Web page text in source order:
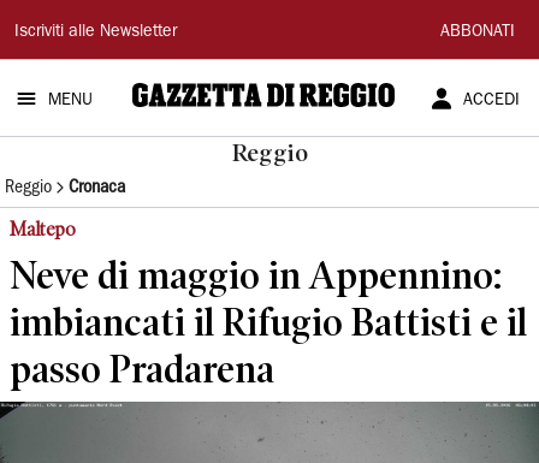
Gazzetta
di
Reggio
Iscriviti alle Newsletter ABBONATI
MENU ACCEDI
Reggio
Reggio Cronaca
Maltepo
Neve di maggio in Appennino:
imbiancati il Rifugio Battisti e il
passo Pradarena